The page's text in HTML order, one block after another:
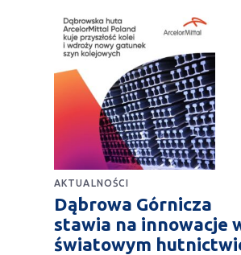
AKTUALNOŚCI
Dąbrowa Górnicza
stawia na innowacje
światowym